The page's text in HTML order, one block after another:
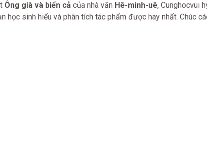
Ông già và biển cả của nhà văn Hê-minh-uê, Cunghocvui
học sinh hiểu và phân tích tác phẩm được hay nhất. Chúc